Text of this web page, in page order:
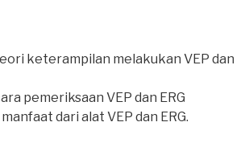
keterampilan melakukan VEP dan
pemeriksaan VEP dan ERG
dari alat VEP dan ERG.